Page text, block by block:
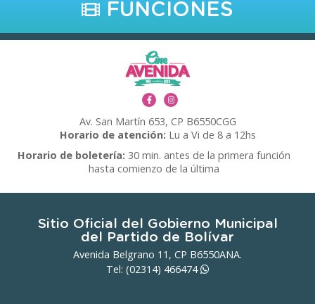
FUNCIONES
Av. San Martín 653, CP B6550CGG
Horario de atención: Lu a Vi de 8 a 12hs
Horario de boletería: 30 min. antes de la primera función
hasta comienzo de la última
Sitio Oficial del Gobierno Municipal
del Partido de Bolívar
Avenida Belgrano 11, CP B6550ANA.
Tel: (02314) 466474